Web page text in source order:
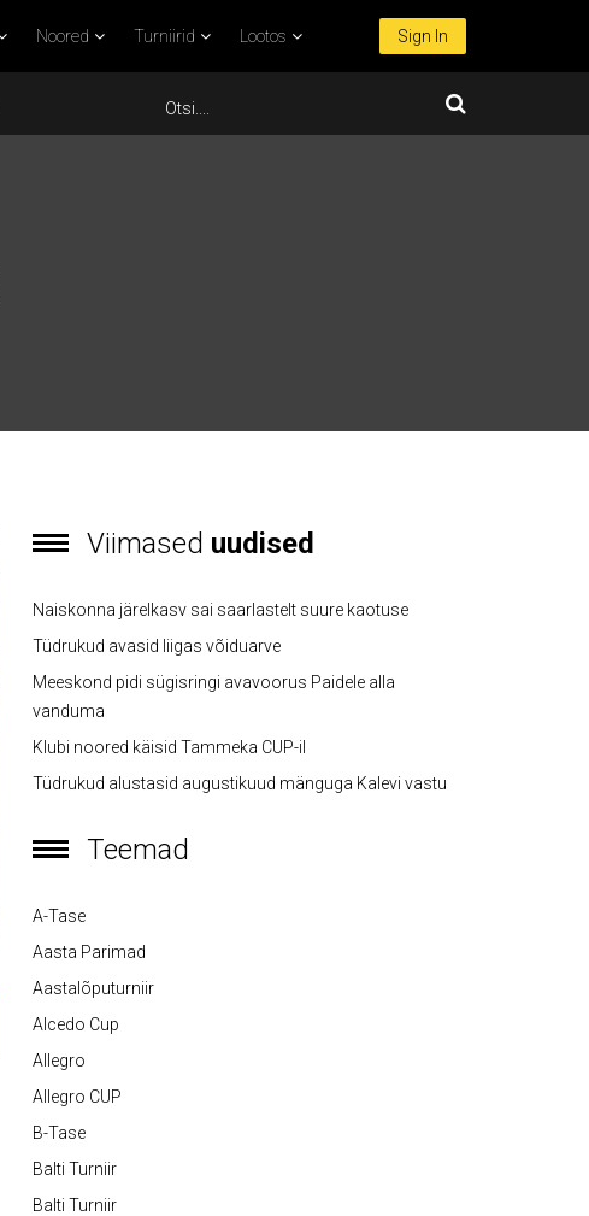
Noored Turniirid Lootos Sign In
Viimased uudised
Naiskonna järelkasv sai saarlastelt suure kaotuse
Tüdrukud avasid liigas võiduarve
Meeskond pidi sügisringi avavoorus Paidele alla
vanduma
Klubi noored käisid Tammeka CUP-il
Tüdrukud alustasid augustikuud mänguga Kalevi vastu
Teemad
A-Tase
Aasta Parimad
Aastalõputurniir
Alcedo Cup
Allegro
Allegro CUP
B-Tase
Balti Turniir
Balti Turniir